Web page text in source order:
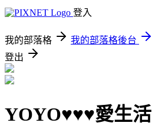
登入
我的部落格 我的部落格後台
登出
YOYO♥♥♥愛生活